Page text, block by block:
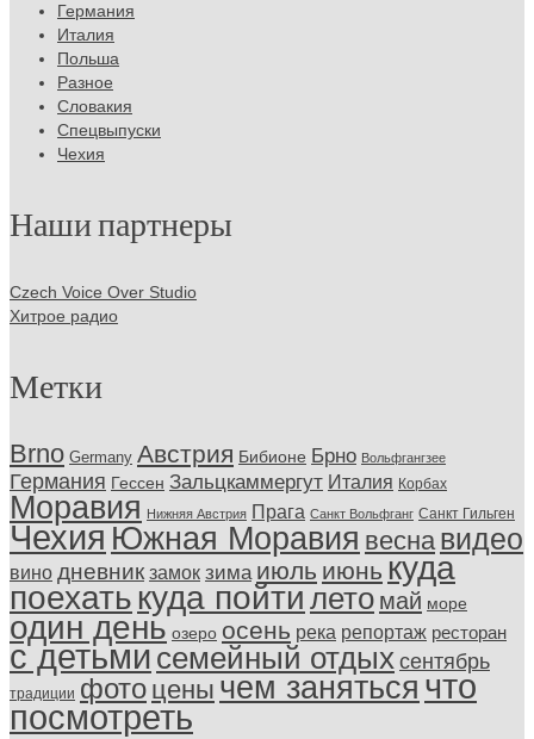
Германия
Италия
Польша
Разное
Словакия
Спецвыпуски
Чехия
Наши партнеры
Czech Voice Over Studio
Хитрое радио
Метки
Brno Germany Австрия Бибионе Брно Вольфгангзее
Германия Гессен Зальцкаммергут Италия Корбах
Моравия Нижняя Австрия Прага Санкт Вольфганг Санкт Гильген
Чехия Южная Моравия весна видео
вино дневник замок зима июль июнь куда
поехать куда пойти лето май море
один день озеро осень река репортаж ресторан
с детьмисемейный отдых сентябрь
традиции фото цены чем заняться что
посмотреть